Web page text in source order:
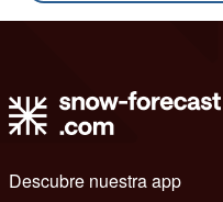
Descubre nuestra app